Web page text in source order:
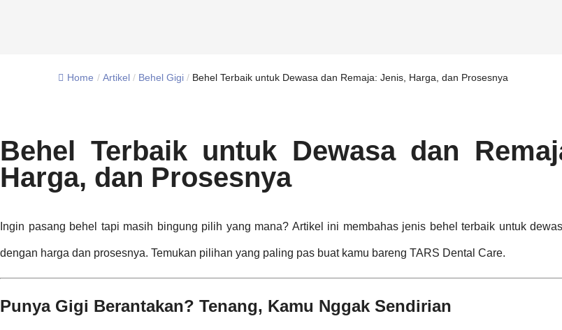
Home / Artikel / Behel Gigi / Behel Terbaik untuk Dewasa dan Remaja: Jenis, Harga, dan Prosesnya
Behel Terbaik untuk Dewasa dan
Harga, dan Prosesnya
Ingin pasang behel tapi masih bingung pilih yang mana? Artikel ini membahas jenis behel terbaik untuk
dengan harga dan prosesnya. Temukan pilihan yang paling pas buat kamu bareng TARS Dental Care.
Punya Gigi Berantakan? Tenang, Kamu Nggak Sendirian